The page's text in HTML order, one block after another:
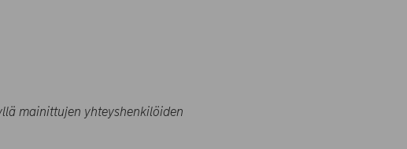
mainittujen yhteyshenkilöiden